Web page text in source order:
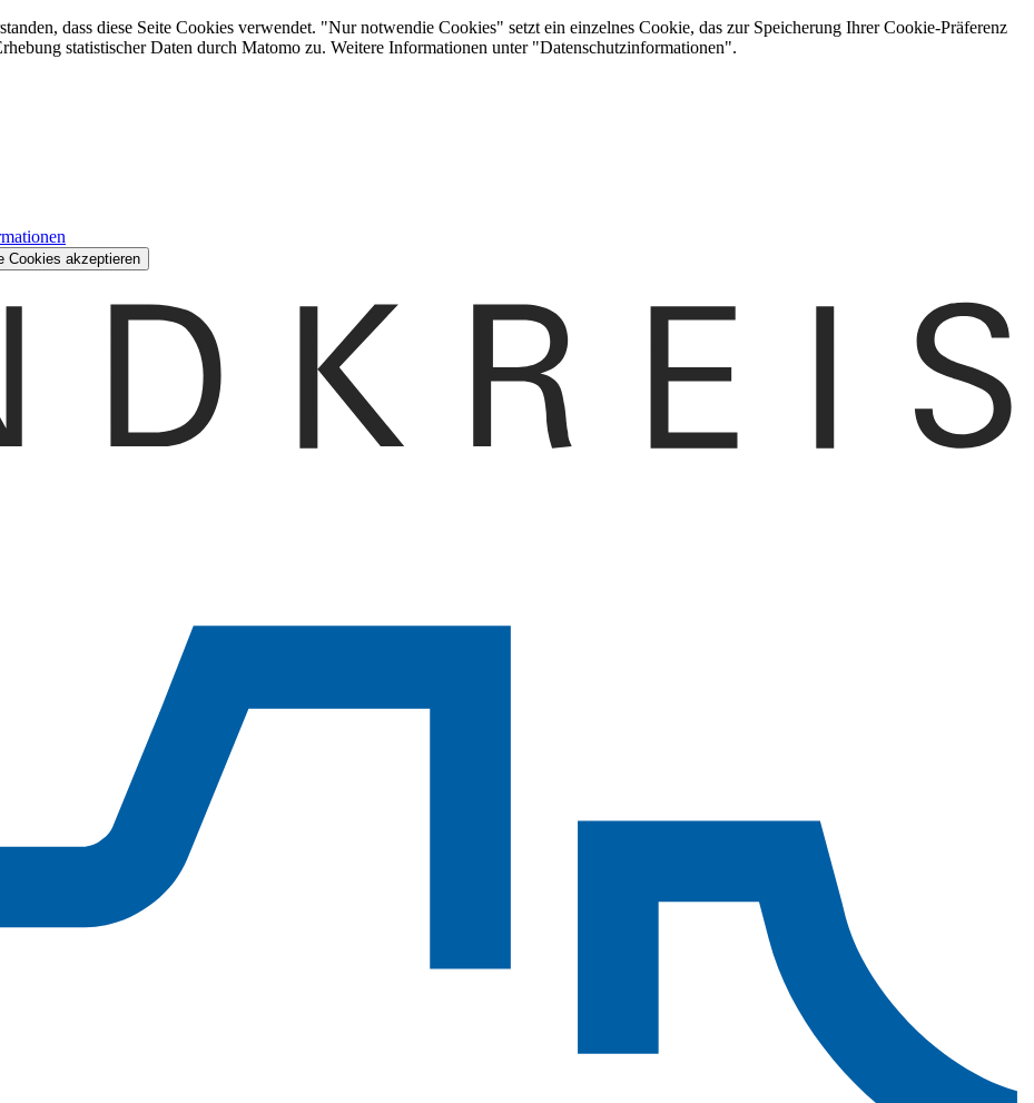
dass diese Seite Cookies verwendet. "Nur notwendie Cookies" setzt ein einzelnes Cookie, das zur Speicherung Ihrer Cookie-Präferenz
statistischer Daten durch Matomo zu. Weitere Informationen unter "Datenschutzinformationen".
Cookies akzeptieren